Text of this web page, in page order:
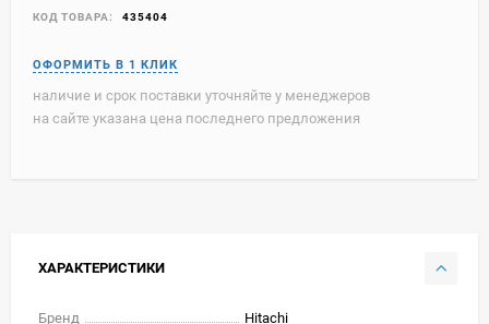
КОД ТОВАРА: 435404
наличие и срок поставки уточняйте у менеджеров
на сайте указана цена последнего предложения
ХАРАКТЕРИСТИКИ
Бренд
Hitachi